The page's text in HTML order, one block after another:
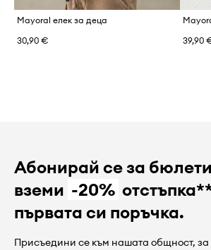
Mayoral елек за деца
30,90 €
39,90
Абонирай се за
вземи -20%
първата си поръчка.
Присъедини се към нашата общност,